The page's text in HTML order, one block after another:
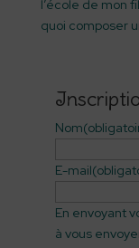
l’école de mon
quoi composer
Nom
E-mail
En envoyant
à vous